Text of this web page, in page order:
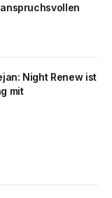
Night Renew ist
mit